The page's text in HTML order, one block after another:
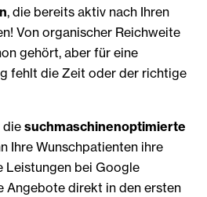
, die bereits aktiv nach Ihren
Von organischer Reichweite
gehört, aber für eine
fehlt die Zeit oder der richtige
die suchmaschinenoptimierte
Ihre Wunschpatienten ihre
Leistungen bei Google
Angebote direkt in den ersten